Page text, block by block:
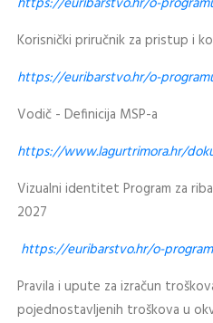
Korisnički priručnik za pristup i
https://euribarstvo.hr/o-
Vodič - Definicija MSP-a
https://www.lagurtrimora.hr/
Vizualni identitet Program za
2027
https://euribarstvo.hr/o-
Pravila i upute za izračun
pojednostavljenih troškova u